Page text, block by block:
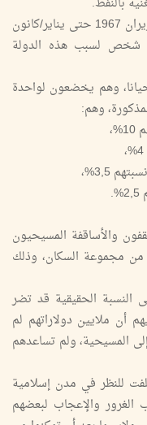
فالحرب الأهلية التي استمرت من يونيو/حزيران 1967 حتى يناير/كانون
شخص لسبب هذه الدولة
وهم يخضعون لواحدة
وهم:
3,5%،
والأساقفة المسيحيون
من مجموعة السكان، وذلك
النسبة الحقيقية قد تضر
أن ملايين دولاراتهم لم
المسيحية، ولم تساعدهم
للنظر في مدن إسلامية
والإعجاب لبعضهم